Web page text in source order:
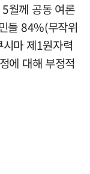
월께 공동 여론
들 84%(무작위
마 제1원자력
에 대해 부정적